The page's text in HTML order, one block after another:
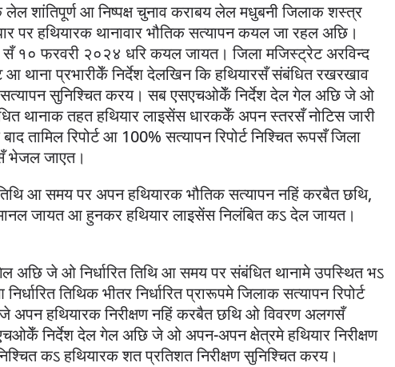
शांतिपूर्ण आ निष्पक्ष चुनाव कराबय लेल मधुबनी जिलाक शस्त्र
पर हथियारक थानावार भौतिक सत्यापन कयल जा रहल अछि।
१० फरवरी २०२४ धरि कयल जायत। जिला मजिस्ट्रेट अरविन्द
आ थाना प्रभारीकेँ निर्देश देलखिन कि हथियारसँ संबंधित रखरखाव
सुनिश्चित करय। सब एसएचओकेँ निर्देश देल गेल अछि जे ओ
थानाक तहत हथियार लाइसेंस धारककेँ अपन स्तरसँ नोटिस जारी
तामिल रिपोर्ट आ 100% सत्यापन रिपोर्ट निश्चित रूपसँ जिला
भेजल जाएत।
आ समय पर अपन हथियारक भौतिक सत्यापन नहिं करबैत छथि,
जायत आ हुनकर हथियार लाइसेंस निलंबित कऽ देल जायत।
अछि जे ओ निर्धारित तिथि आ समय पर संबंधित थानामे उपस्थित भऽ
तिथिक भीतर निर्धारित प्रारूपमे जिलाक सत्यापन रिपोर्ट
अपन हथियारक निरीक्षण नहिं करबैत छथि ओ विवरण अलगसँ
निर्देश देल गेल अछि जे ओ अपन-अपन क्षेत्रमे हथियार निरीक्षण
कऽ हथियारक शत प्रतिशत निरीक्षण सुनिश्चित करय।